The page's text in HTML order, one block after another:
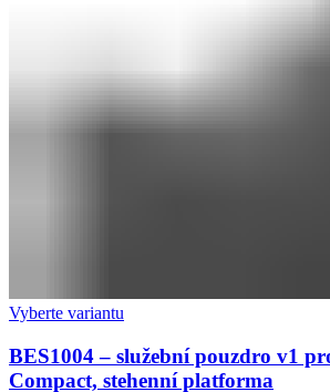
Vyberte variantu
BES1004 – služební pouzdro v1
Compact, stehenní platforma